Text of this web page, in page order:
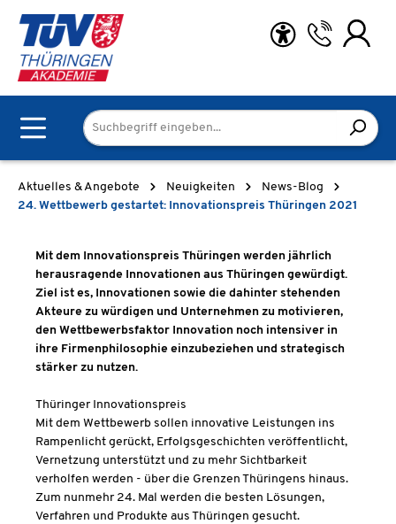
Zum Hauptinhalt springen
Aktuelles & Angebote Neuigkeiten
News-Blog
24. Wettbewerb gestartet: Innovationspreis Thüringen 2021
Mit dem Innovationspreis Thüringen werden jährlich
herausragende Innovationen aus Thüringen gewürdigt.
Ziel ist es, Innovationen sowie die dahinter stehenden
Akteure zu würdigen und Unternehmen zu motivieren,
den Wettbewerbsfaktor Innovation noch intensiver in
ihre Firmenphilosophie einzubeziehen und strategisch
stärker zu nutzen.
Thüringer Innovationspreis
Mit dem Wettbewerb sollen innovative Leistungen ins
Rampenlicht gerückt, Erfolgsgeschichten veröffentlicht,
Vernetzung unterstützt und zu mehr Sichtbarkeit
verholfen werden - über die Grenzen Thüringens hinaus.
Zum nunmehr 24. Mal werden die besten Lösungen,
Verfahren und Produkte aus Thüringen gesucht.